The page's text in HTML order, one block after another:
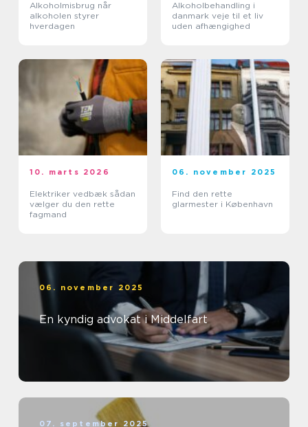
Alkoholmisbrug når
alkoholen styrer
hverdagen
Alkoholbehandling i
danmark veje til et liv
uden afhængighed
10. marts 2026
Elektriker vedbæk sådan
vælger du den rette
fagmand
06. november 2025
Find den rette
glarmester i København
06. november 2025
En kyndig advokat i Middelfart
07. september 2025